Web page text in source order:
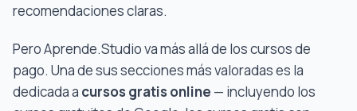
recomendaciones claras.
Pero Aprende.Studio va más allá de los cursos de
pago. Una de sus secciones más valoradas es la
dedicada a cursos gratis online — incluyendo los